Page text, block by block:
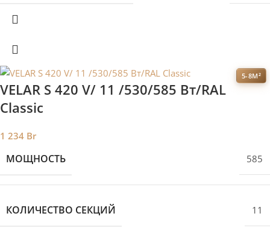
5-8М²
VELAR S 420 V/ 11 /530/585 Вт/RAL
Classic
1 234 Br
МОЩНОСТЬ 585
КОЛИЧЕСТВО СЕКЦИЙ 11